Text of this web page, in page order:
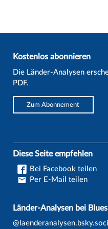
Kostenlos abonnieren
Die Länder-Analysen
PDF.
Zum Abonnement
Diese Seite empfehlen
Bei Facebook teilen
Per E-Mail teilen
Länder-Analysen bei